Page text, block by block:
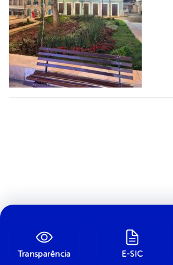
Transparência E-SIC